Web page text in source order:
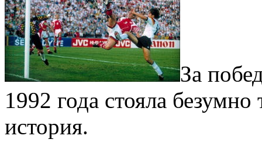
За
1992 года стояла
история.